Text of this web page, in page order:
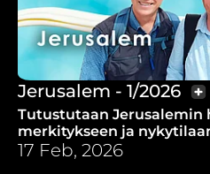
Jerusalem - 1/2026
Tutustutaan Jerusalemin
merkitykseen ja
kristityille ja muslimeille,
kaupungin puolesta.
17 Feb, 2026